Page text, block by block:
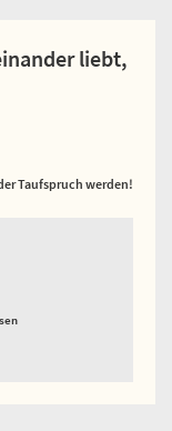
liebt,
Taufspruch werden!